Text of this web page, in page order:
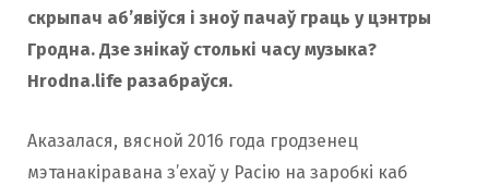
скрыпач аб’явіўся і зноў пачаў граць у цэнтры
Гродна. Дзе знікаў столькі часу музыка?
Hrodna.life разабраўся.
Аказалася, вясной 2016 года гродзенец
мэтанакіравана з’ехаў у Расію на заробкі каб